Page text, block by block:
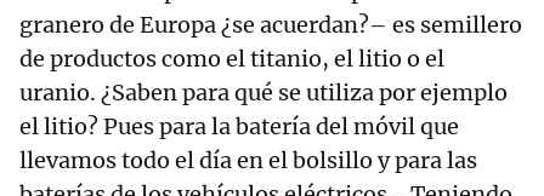
granero de Europa ¿se acuerdan?– es semillero
de productos como el titanio, el litio o el
uranio. ¿Saben para qué se utiliza por ejemplo
el litio? Pues para la batería del móvil que
llevamos todo el día en el bolsillo y para las